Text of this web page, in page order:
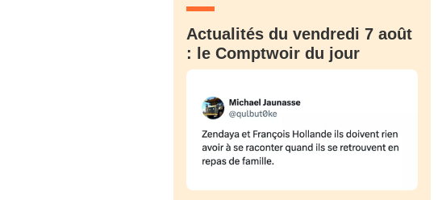
Actualités du vendredi 7 août
: le Comptwoir du jour